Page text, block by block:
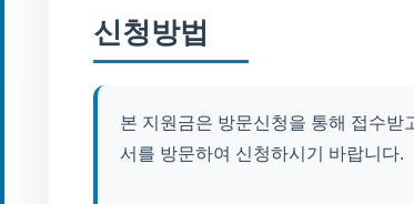
신청방법
본 지원금은 방문신청을 통해 접수받
서를 방문하여 신청하시기 바랍니다.